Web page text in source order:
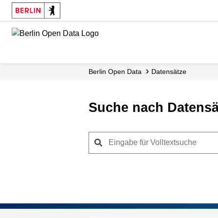
Skip
main
Berlin Open Data Datensätze
Suche nach